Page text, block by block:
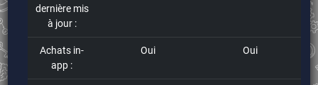
dernière mis
à jour :
Achats in-
app :
Oui Oui